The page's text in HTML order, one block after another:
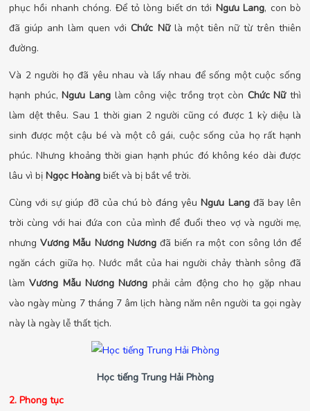
phục hồi nhanh chóng. Để tỏ lòng biết ơn tới Ngưu Lang, con bò
đã giúp anh làm quen vớiChức Nữ là một tiên nữ từ trên thiên
đường.
Và 2 người họ đã yêu nhau và lấy nhau để sống một cuộc sống
hạnh phúc,Ngưu Lang làm công việc trồng trọt còn Chức Nữthì
làm dệt thêu. Sau 1 thời gian 2 người cũng có được 1 kỳ diệu là
sinh được một cậu bé và một cô gái, cuộc sống của họ rất hạnh
phúc. Nhưng khoảng thời gian hạnh phúc đó không kéo dài được
lâu vì bị Ngọc Hoàng biết và bị bắt về trời.
Cùng với sự giúp đỡ của chú bò đáng yêuNgưu Lang đã bay lên
trời cùng với hai đứa con của mình để đuổi theo vợ và người mẹ,
nhưngVương Mẫu Nương Nươngđã biến ra một con sông lớn để
ngăn cách giữa họ. Nước mắt của hai người chảy thành sông đã
làmVương Mẫu Nương Nương phải cảm động cho họ gặp nhau
vào ngày mùng 7 tháng 7 âm lịch hàng năm nên người ta gọi ngày
này là ngày lễ thất tịch.
Học tiếng Trung Hải Phòng
2. Phong tục